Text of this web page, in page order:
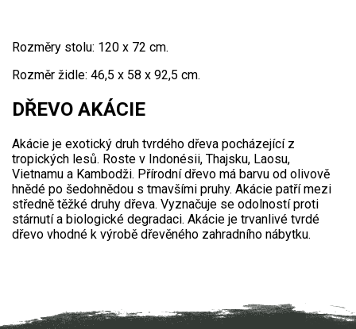
Aku pily
Aku AL-KO
Štípačka na dřevo
VARI
VARI malotraktory
Rozměry stolu: 120 x 72 cm.
Rozměr židle: 46,5 x 58 x 92,5 cm.
DŘEVO AKÁCIE
Akácie je exotický druh tvrdého dřeva pocházející z
tropických lesů. Roste v Indonésii, Thajsku, Laosu,
Vietnamu a Kambodži. Přírodní dřevo má barvu od olivově
hnědé po šedohnědou s tmavšími pruhy. Akácie patří mezi
středně těžké druhy dřeva. Vyznačuje se odolností proti
stárnutí a biologické degradaci. Akácie je trvanlivé tvrdé
dřevo vhodné k výrobě dřevěného zahradního nábytku.